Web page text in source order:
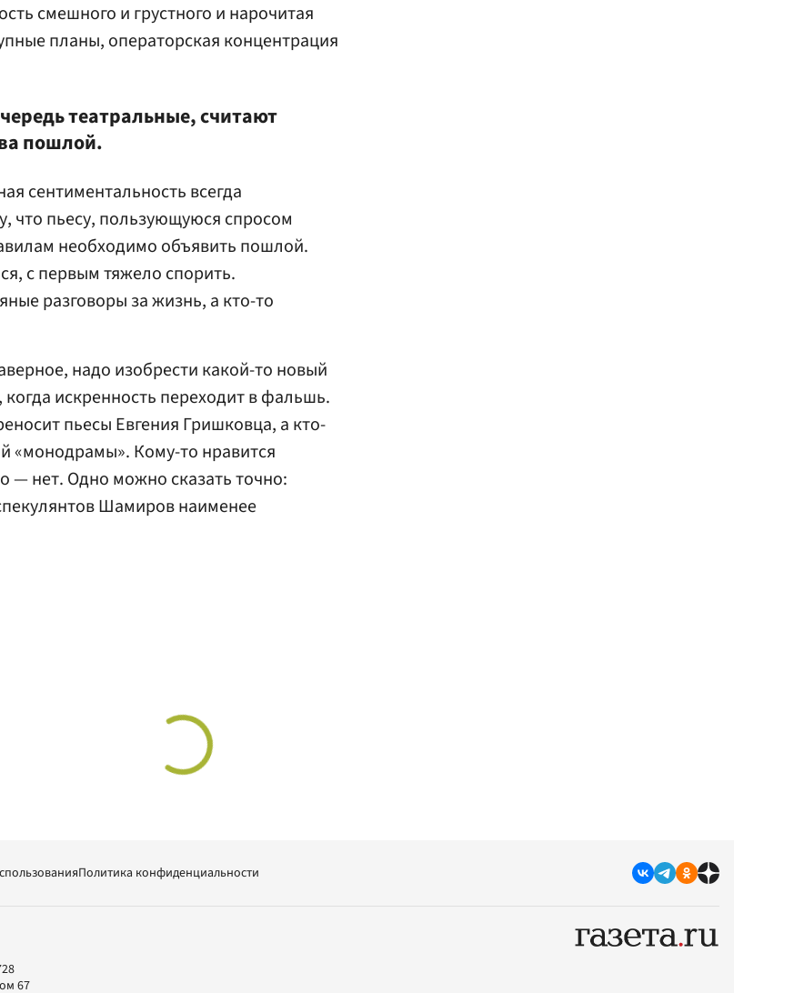
смешного и грустного и нарочитая
планы, операторская концентрация
театральные, считают
пошлой.
сентиментальность всегда
что пьесу, пользующуюся спросом
необходимо объявить пошлой.
с первым тяжело спорить.
разговоры за жизнь, а кто-то
надо изобрести какой-то новый
искренность переходит в фальшь.
пьесы Евгения Гришковца, а кто-
«монодрамы». Кому-то нравится
— нет. Одно можно сказать точно:
Шамиров наименее
Политика конфиденциальности
67